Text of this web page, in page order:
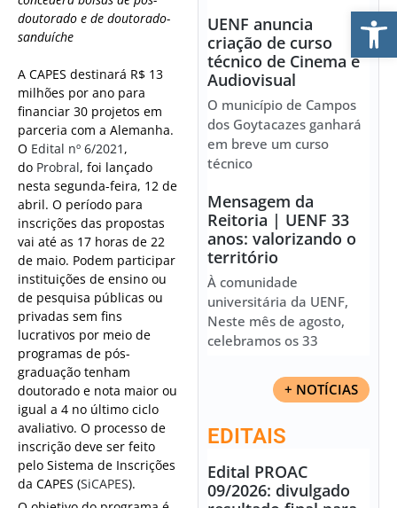
doutorado e de doutorado-
sanduíche
A CAPES destinará R$ 13
milhões por ano para
financiar 30 projetos em
parceria com a Alemanha.
O Edital nº 6/2021 ,
do Probral, foi lançado
nesta segunda-feira, 12 de
abril. O período para
inscrições das propostas
vai até as 17 horas de 22
de maio. Podem participar
instituições de ensino ou
de pesquisa públicas ou
privadas sem fins
lucrativos por meio de
programas de pós-
graduação tenham
doutorado e nota maior ou
igual a 4 no último ciclo
avaliativo. O processo de
inscrição deve ser feito
pelo Sistema de Inscrições
da CAPES (SiCAPES).
UENF anuncia
criação de curso
técnico de Cinema e
Audiovisual
O município de Campos
dos Goytacazes ganhará
em breve um curso
técnico
Mensagem da
Reitoria | UENF 33
anos: valorizando o
território
À comunidade
universitária da UENF,
Neste mês de agosto,
celebramos os 33
+ NOTÍCIAS
EDITAIS
Edital PROAC
09/2026: divulgado